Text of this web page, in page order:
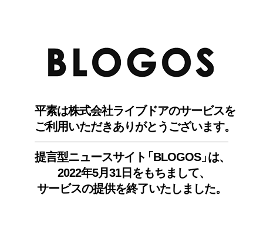
平素は株式会社ライブドアのサービスを
ご利用いただきありがとうございます。
提言型ニュースサイ ト「BLOGOS」は、
2022年5月31日をもちまして、
サービスの提供を終了いたしました。